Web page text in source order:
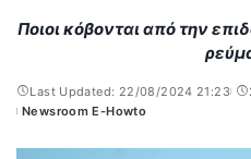
Ποιοι κόβονται από την
Last Updated: 22/08/2024 21:23
Posted
Newsroom E-Howto